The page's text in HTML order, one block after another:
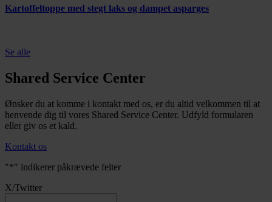
Kartoffeltoppe med stegt laks og dampet asparges
Se alle
Shared Service Center
Ønsker du at komme i kontakt med os, er du altid velkommen til at
henvende dig til vores Shared Service Center. Udfyld formularen
eller giv os et kald.
Kontakt os
"*" indikerer påkrævede felter
X/Twitter